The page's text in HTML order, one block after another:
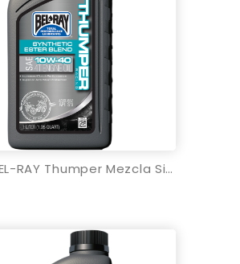
Aceite BEL-RAY Thumper Mezcla Sintética 4T - 1L